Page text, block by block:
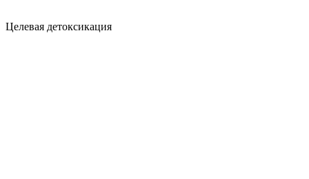
Целевая детоксикация